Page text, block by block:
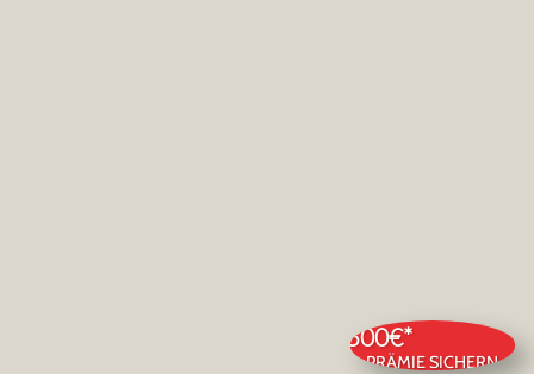
2.500€*
PRÄMIE SICHERN